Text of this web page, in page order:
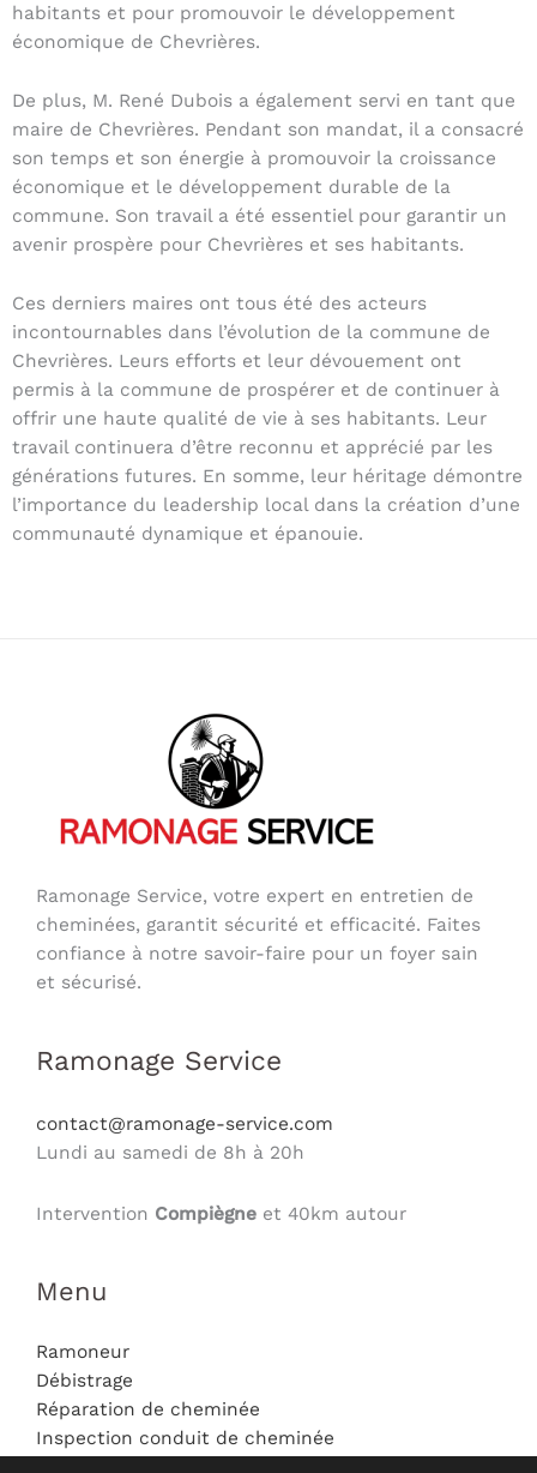
habitants et pour promouvoir le développement
économique de Chevrières.
De plus, M. René Dubois a également servi en tant que
maire de Chevrières. Pendant son mandat, il a consacré
son temps et son énergie à promouvoir la croissance
économique et le développement durable de la
commune. Son travail a été essentiel pour garantir un
avenir prospère pour Chevrières et ses habitants.
Ces derniers maires ont tous été des acteurs
incontournables dans l’évolution de la commune de
Chevrières. Leurs efforts et leur dévouement ont
permis à la commune de prospérer et de continuer à
offrir une haute qualité de vie à ses habitants. Leur
travail continuera d’être reconnu et apprécié par les
générations futures. En somme, leur héritage démontre
l’importance du leadership local dans la création d’une
communauté dynamique et épanouie.
Ramonage Service, votre expert en entretien de
cheminées, garantit sécurité et efficacité. Faites
confiance à notre savoir-faire pour un foyer sain
et sécurisé.
Ramonage Service
contact@ramonage-service.com
Lundi au samedi de 8h à 20h
Intervention Compiègne et 40km autour
Menu
Ramoneur
Débistrage
Réparation de cheminée
Inspection conduit de cheminée